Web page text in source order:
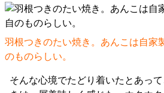
羽根つきのたい焼き。あんこは自家
のものらしい。
そんな心境でたどり着いたとあっ